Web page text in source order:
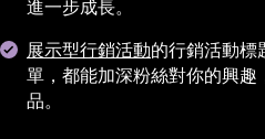
進一步成長。
展示型行銷活動的行銷活動標
單，都能加深粉絲對你的興
品。